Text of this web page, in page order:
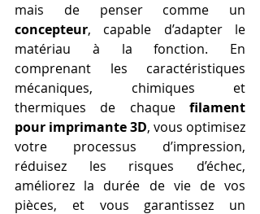
concepteur, capable d’adapter le
matériau à la fonction. En
comprenant les caractéristiques
mécaniques, chimiques et
thermiques de chaque filament
pour imprimante 3D, vous optimisez
votre processus d’impression,
réduisez les risques d’échec,
améliorez la durée de vie de vos